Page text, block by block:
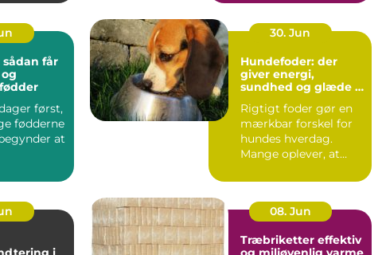
får
først,
fødderne
at
30. Jun
Hundefoder: der
giver energi,
sundhed og glæde i
Rigtigt foder gør en
mærkbar forskel for
hundes hverdag.
Mange oplever, at
08. Jun
Træbriketter effektiv